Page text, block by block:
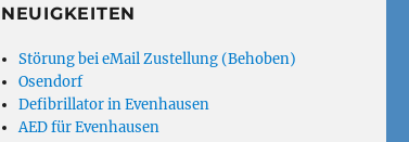
NEUIGKEITEN
Störung bei eMail Zustellung (Behoben)
Osendorf
Defibrillator in Evenhausen
AED für Evenhausen